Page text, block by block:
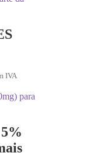
IVA